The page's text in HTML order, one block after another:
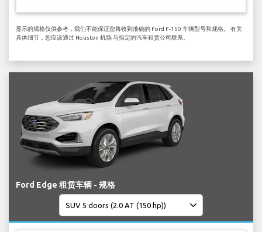
显示的规格仅供参考，我们不能保证您将收到准确的 Ford F-150 车辆型号和规格。 有关
具体细节，您应该通过 Houston 机场 与指定的汽车租赁公司联系。
Ford Edge 租赁车辆 - 规格